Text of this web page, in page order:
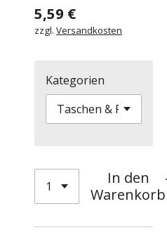
5,59 €
zzgl. Versandkosten
Kategorien
In den
Warenkorb